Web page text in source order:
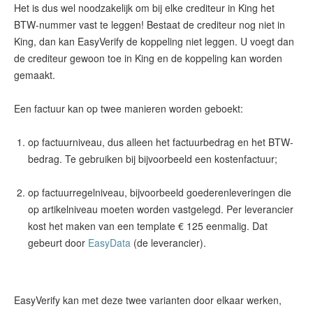
Het is dus wel noodzakelijk om bij elke crediteur in King het
BTW-nummer vast te leggen! Bestaat de crediteur nog niet in
King, dan kan EasyVerify de koppeling niet leggen. U voegt dan
de crediteur gewoon toe in King en de koppeling kan worden
gemaakt.
op factuurniveau, dus alleen het factuurbedrag en het BTW-
bedrag. Te gebruiken bij bijvoorbeeld een kostenfactuur;
op factuurregelniveau, bijvoorbeeld goederenleveringen die
op artikelniveau moeten worden vastgelegd. Per leverancier
kost het maken van een template € 125 eenmalig. Dat
gebeurt door EasyData (de leverancier).
EasyVerify kan met deze twee varianten door elkaar werken,